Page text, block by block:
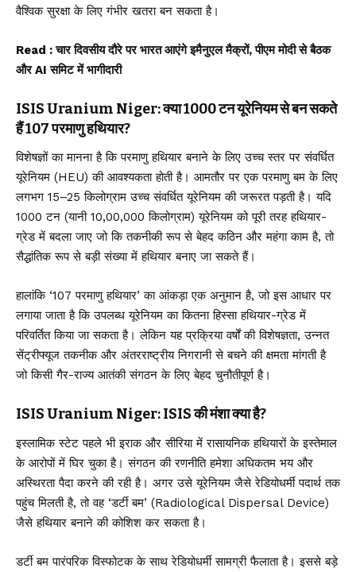
वैश्विक सुरक्षा के लिए गंभीर खतरा बन सकता है।
Read :चार दिवसीय दौरे पर भारत आएंगे इमैनुएल मैक्रों, पीएम मोदी से बैठक
और AI समिट में भागीदारी
ISIS Uranium Niger: क्या 1000 टन यूरेनियम से बन सकते
हैं 107 परमाणु हथियार?
विशेषज्ञों का मानना है कि परमाणु हथियार बनाने के लिए उच्च स्तर पर संवर्धित
यूरेनियम (HEU) की आवश्यकता होती है। आमतौर पर एक परमाणु बम के लिए
लगभग 15–25 किलोग्राम उच्च संवर्धित यूरेनियम की जरूरत पड़ती है। यदि
1000 टन (यानी 10,00,000 किलोग्राम) यूरेनियम को पूरी तरह हथियार-
ग्रेड में बदला जाए जो कि तकनीकी रूप से बेहद कठिन और महंगा काम है, तो
सैद्धांतिक रूप से बड़ी संख्या में हथियार बनाए जा सकते हैं।
हालांकि ‘107 परमाणु हथियार’ का आंकड़ा एक अनुमान है, जो इस आधार पर
लगाया जाता है कि उपलब्ध यूरेनियम का कितना हिस्सा हथियार-ग्रेड में
परिवर्तित किया जा सकता है। लेकिन यह प्रक्रिया वर्षों की विशेषज्ञता, उन्नत
सेंट्रीफ्यूज तकनीक और अंतरराष्ट्रीय निगरानी से बचने की क्षमता मांगती है
जो किसी गैर-राज्य आतंकी संगठन के लिए बेहद चुनौतीपूर्ण है।
ISIS Uranium Niger: ISIS की मंशा क्या है?
इस्लामिक स्टेट पहले भी इराक और सीरिया में रासायनिक हथियारों के इस्तेमाल
के आरोपों में घिर चुका है। संगठन की रणनीति हमेशा अधिकतम भय और
अस्थिरता पैदा करने की रही है। अगर उसे यूरेनियम जैसे रेडियोधर्मी पदार्थ तक
पहुंच मिलती है, तो वह ‘डर्टी बम’ (Radiological Dispersal Device)
जैसे हथियार बनाने की कोशिश कर सकता है।
डर्टी बम पारंपरिक विस्फोटक के साथ रेडियोधर्मी सामग्री फैलाता है। इससे बड़े